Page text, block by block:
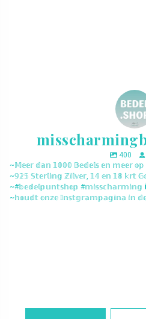
400
~𝕄𝕖𝕖𝕣 𝕕𝕒𝕟 𝟙𝟘𝟘𝟘 𝔹𝕖𝕕𝕖𝕝𝕤 𝕖𝕟 𝕞𝕖𝕖𝕣 𝕠𝕡
~𝟡𝟚𝟝 𝕊𝕥𝕖𝕣𝕝𝕚𝕟𝕘 ℤ𝕚𝕝𝕧𝕖𝕣, 𝟙𝟜 𝕖𝕟 𝟙𝟠 𝕜𝕣𝕥
~#𝕓𝕖𝕕𝕖𝕝𝕡𝕦𝕟𝕥𝕤𝕙𝕠𝕡 #𝕞𝕚𝕤𝕤𝕔𝕙𝕒𝕣𝕞𝕚𝕟𝕘
~𝕙𝕠𝕦𝕕𝕥 𝕠𝕟𝕫𝕖 𝕀𝕟𝕤𝕥𝕘𝕣𝕒𝕞𝕡𝕒𝕘𝕚𝕟𝕒 𝕚𝕟 𝕕𝕖